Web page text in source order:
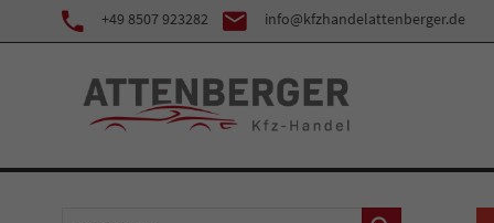
+49 8507 923282 info@kfzhandelattenberger.de